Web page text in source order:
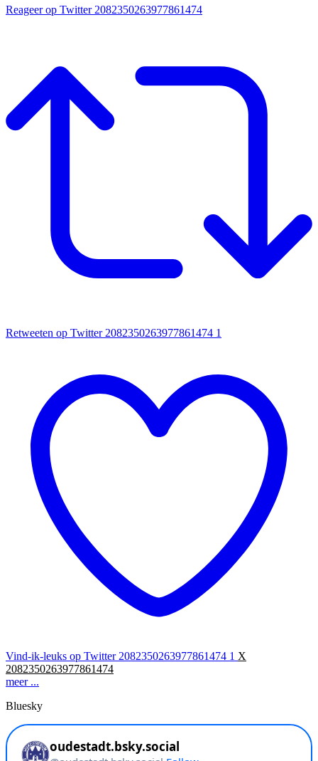
Reageer op Twitter 2082350263977861474
Retweeten op Twitter 2082350263977861474 1
Vind-ik-leuks op Twitter 2082350263977861474 1 X
2082350263977861474
meer ...
Bluesky